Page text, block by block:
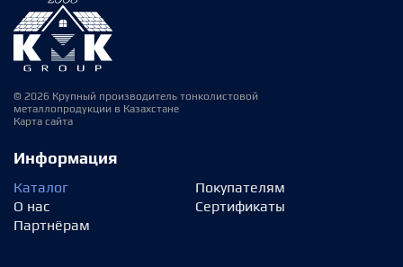
© 2026 Крупный производитель тонколистовой
металлопродукции в Казахстане
Карта сайта
Информация
Каталог
О нас
Партнёрам
Покупателям
Сертификаты